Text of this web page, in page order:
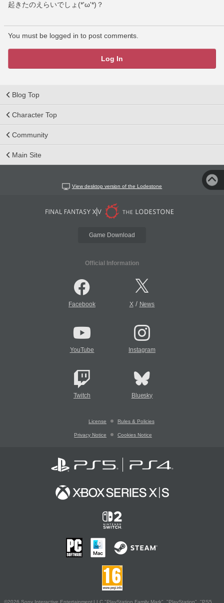
起きたのえらいでしょ(*'ω'*)？
You must be logged in to post comments.
Log In
Blog Top
Character Top
Community
Main Site
View desktop version of the Lodestone
Game Download
Official Information
Facebook X/ News
YouTube Instagram
Twitch Bluesky
License Rules & Policies
Privacy Notice Cookies Notice